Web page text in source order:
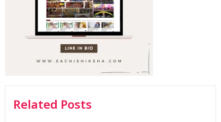
Related Posts